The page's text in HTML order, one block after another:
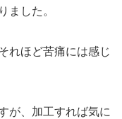
した。
れほど苦痛には感じ
が、加工すれば気に